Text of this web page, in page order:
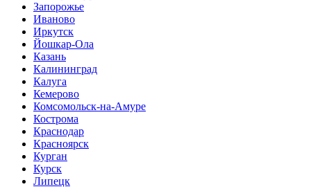
Запорожье
Иваново
Иркутск
Йошкар-Ола
Казань
Калининград
Калуга
Кемерово
Комсомольск-на-Амуре
Кострома
Краснодар
Красноярск
Курган
Курск
Липецк